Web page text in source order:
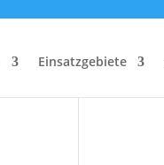
Einsatzgebiete